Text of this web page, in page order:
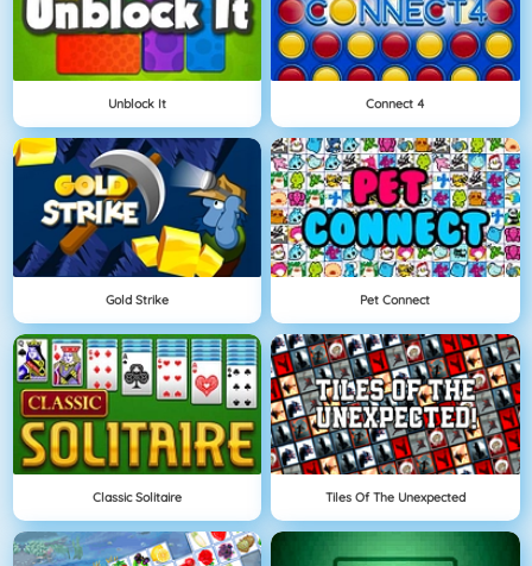
Unblock It Connect 4
Gold Strike Pet Connect
Classic Solitaire Tiles Of The Unexpected